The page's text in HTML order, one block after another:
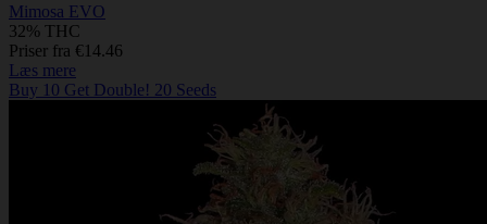
Mimosa EVO
32% THC
Priser fra €14.46
Læs mere
Buy 10 Get Double! 20 Seeds